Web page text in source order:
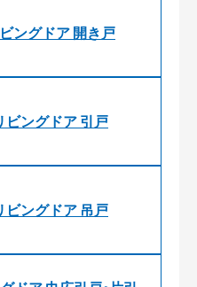
ングドア 開き戸
ングドア 引戸
ングドア 吊戸